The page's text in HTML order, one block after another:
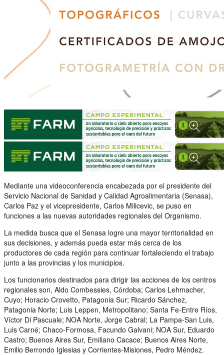
Mediante una videoconferencia encabezada por el presidente del
Servicio Nacional de Sanidad y Calidad Agroalimentaria (Senasa),
Carlos Paz y el vicepresidente, Carlos Milicevic, se puso en
funciones a las nuevas autoridades regionales del Organismo.
La medida busca que el Senasa logre una mayor territorialidad en
sus decisiones, y además pueda estar más cerca de los
productores de cada región para continuar fortaleciendo el trabajo
junto a las provincias y los municipios.
Los funcionarios destinados para dirigir las acciones de los centros
regionales son, Aldo Combessies, Córdoba; Carlos Lehmacher,
Cuyo; Horacio Crovetto, Patagonia Sur; Ricardo Sánchez,
Patagonia Norte; Luis Leppen, Metropolitano; Santa Fe-Entre Ríos,
Víctor Di Pascuale; NOA Norte, Jorge Cabral; La Pampa-San Luis,
Luis Carné; Chaco-Formosa, Facundo Galvani; NOA Sur, Eduardo
Castro; Buenos Aires Sur, Emiliano Cacace; Buenos Aires Norte,
Emilio Berrondo Iglesias y Corrientes-Misiones, Pedro Méndez.